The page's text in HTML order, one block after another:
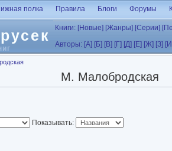
полка Правила Блоги Форумы
Книги: [Новые] [Жанры] [Серии]
Авторы: [А] [Б] [В] [Г] [Д] [Е] [Ж] [З]
М. Малобродская
Показывать: